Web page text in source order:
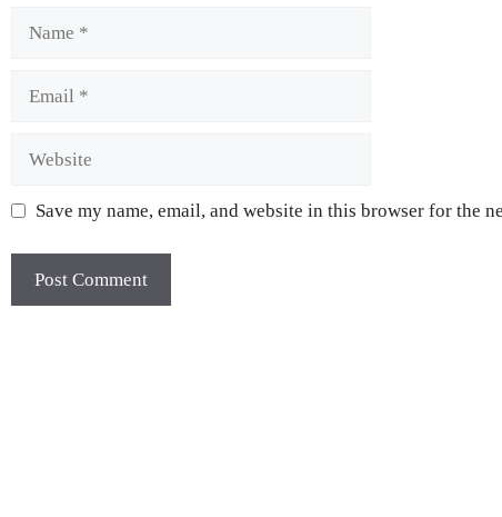
Save my name, email, and website in this browser for the